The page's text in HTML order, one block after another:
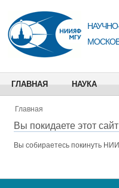
ГЛАВНАЯ НАУКА
Главная
Вы покидаете этот сайт
Вы собираетесь покинуть